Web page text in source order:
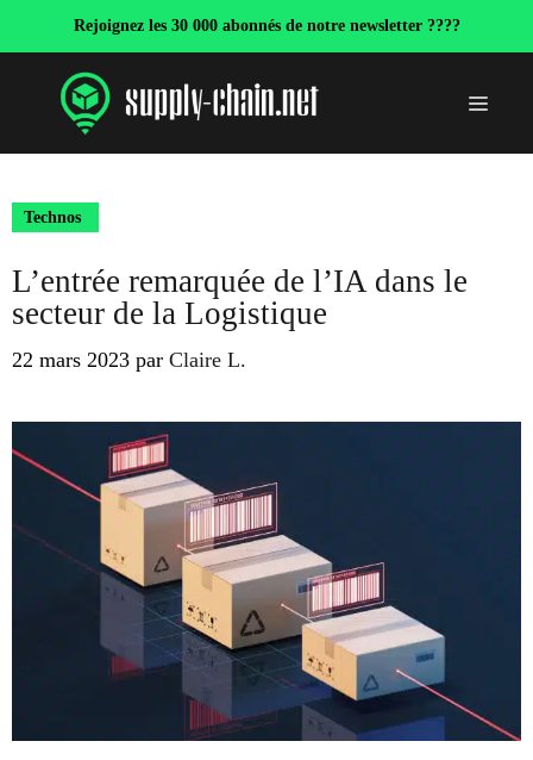
Rejoignez les 30 000 abonnés de notre newsletter ????
Menu
Technos
L’entrée remarquée de l’IA dans le
secteur de la Logistique
22 mars 2023 par Claire L.